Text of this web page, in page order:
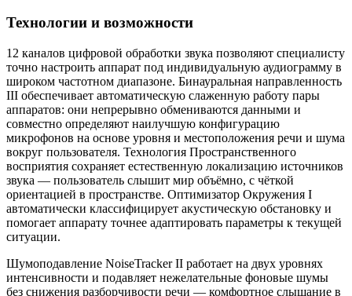
Технологии и возможности
12 каналов цифровой обработки звука позволяют специалисту
точно настроить аппарат под индивидуальную аудиограмму в
широком частотном диапазоне. Бинауральная направленность
III обеспечивает автоматическую слаженную работу пары
аппаратов: они непрерывно обмениваются данными и
совместно определяют наилучшую конфигурацию
микрофонов на основе уровня и местоположения речи и шума
вокруг пользователя. Технология Пространственного
восприятия сохраняет естественную локализацию источников
звука — пользователь слышит мир объёмно, с чёткой
ориентацией в пространстве. Оптимизатор Окружения I
автоматически классифицирует акустическую обстановку и
помогает аппарату точнее адаптировать параметры к текущей
ситуации.
Шумоподавление NoiseTracker II работает на двух уровнях
интенсивности и подавляет нежелательные фоновые шумы
без снижения разборчивости речи — комфортное слышание в